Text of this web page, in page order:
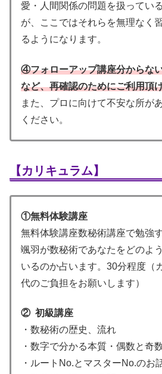
愛・人間関係の問題を扱ってい
が、ここではそれらを無理なく
るようになります。
④フォローアップ講座分からな
など、再確認のためにご利用頂
また、プロに向けて不安な所が
ください。
【カリキュラム】
①無料体験講座
無料体験講座数秘術講座で勉強
颯羽が数秘術であなたをどのよ
いるのか占います。30分程度（
代のご負担をお願いします）
② 初級講座
・数秘術の歴史、流れ
・数字で分かる本質・偶数と奇
・ルートNo.とマスターNo.のお